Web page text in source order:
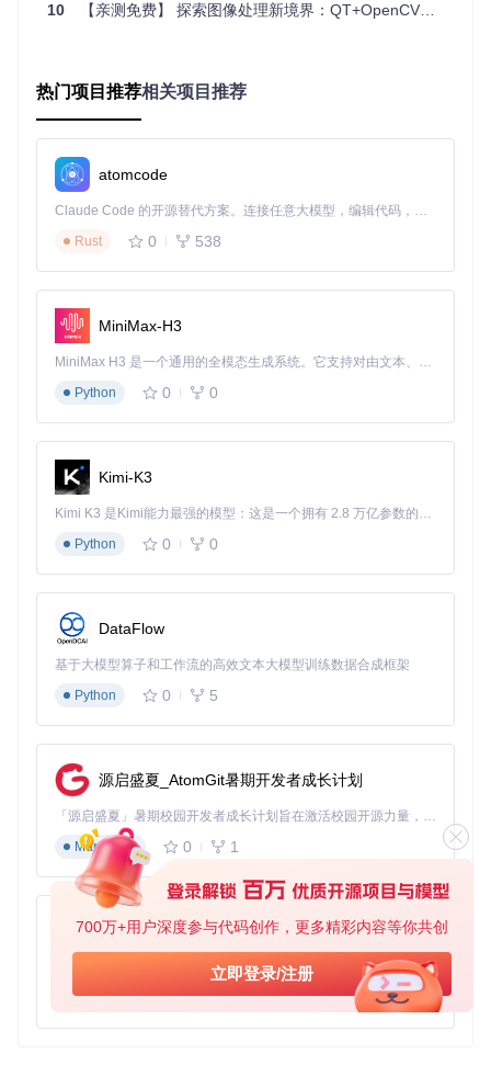
700万+用户深度参与代码创作，更多精彩内容等你共创
立即登录/注册
能成功捕捉图像数据。
由于依赖外部库（如OpenCV和特定相机驱动），使用者需
自行获取并遵守其各自的许可协议。
结语
此资源是视觉工程领域的一个强大工具箱，无论是学术研究还
是工业应用，都能为您的项目增添有力的支持。通过深入理解
和定制这套源码，您可以构建出高度专业化且性能卓越的图像
扩展视觉技术的无限可能。
以上就是关于Qt+OpenCV图像视觉框架的简要介绍。开始您
项目地址：
toolkit/209ca
10 【亲测免费】 探索图像处理新境界：QT+OpenCV图像处理案例推荐
热门项目推荐相关项目推荐
atomcode
Claude Code 的开源替代方案。连接任意大模型，编辑代码，运行命令，自动验证 — 全自动执行。用 Rust 构建，极致性能。 ｜ An open-source alternative to Claude Code. Connect any LLM, edit code, run commands, and verify changes — autonomously. Built in Rust for speed. Get Started
Rust
0 538
MiniMax-H3
MiniMax H3 是一个通用的全模态生成系统。它支持对由文本、图像、视频和音频组成的多模态上下文进行统一理解，并能生成分辨率高达 2K、时长可达 15 秒的带原生立体声音频的视频。得益于面向任务泛化的系统设计，H3 在预训练阶段就已具备广泛的多模态上下文理解与生成能力，能够出色地执行复杂的多模态指令。
Python
0 0
Kimi-K3
Kimi K3 是Kimi能力最强的模型：这是一个拥有 2.8 万亿参数的混合专家（MoE）模型，具备原生视觉理解能力，并支持 100 万 token 的上下文窗口。
Python
0 0
DataFlow
基于大模型算子和工作流的高效文本大模型训练数据合成框架
Python
0 5
源启盛夏_AtomGit暑期开发者成长计划
「源启盛夏」暑期校园开发者成长计划旨在激活校园开源力量，通过积分激励、认证扶持、资源倾斜等形式，引导高校组织和开发者完成「入驻 — 建项目 — 做贡献 — 获认证 — 得资源」的完整闭环。无论你是想带领社团入驻平台的组织者，还是希望用代码贡献证明自己的开发者，都能在这里找到属于你的成长路径。
Markdown
0 1
py-xiaozhi
基于Python的Xiaozhi AI，适用于想要完整Xiaozhi体验而无需拥有专用硬件的用户。
Python
0 1